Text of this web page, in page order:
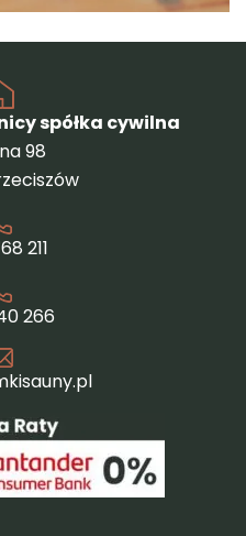
spółka cywilna
98
211
266